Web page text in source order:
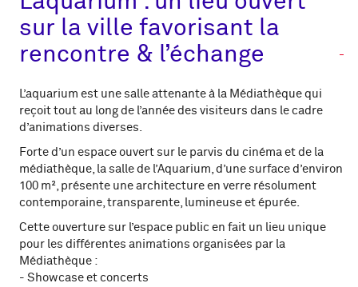
sur la ville favorisant la
rencontre & l’échange
L’aquarium est une salle attenante à la Médiathèque qui
reçoit tout au long de l’année des visiteurs dans le cadre
d’animations diverses.
Forte d’un espace ouvert sur le parvis du cinéma et de la
médiathèque, la salle de l’Aquarium, d’une surface d’environ
100 m², présente une architecture en verre résolument
contemporaine, transparente, lumineuse et épurée.
Cette ouverture sur l’espace public en fait un lieu unique
pour les différentes animations organisées par la
Médiathèque :
- Showcase et concerts